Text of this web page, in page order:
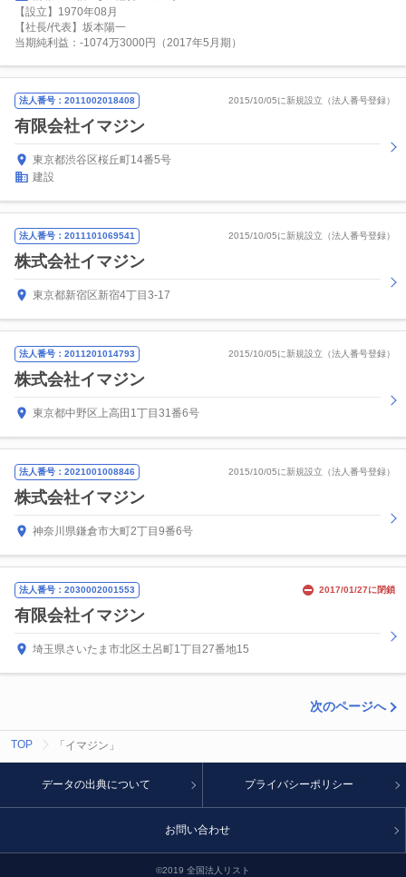
【設立】1970年08月
【社長/代表】坂本陽一
当期純利益：-1074万3000円（2017年5月期）
法人番号：2011002018408 2015/10/05に新規設立（法人番号登録）
有限会社イマジン
東京都渋谷区桜丘町14番5号
建設
法人番号：2011101069541 2015/10/05に新規設立（法人番号登録）
株式会社イマジン
東京都新宿区新宿4丁目3-17
法人番号：2011201014793 2015/10/05に新規設立（法人番号登録）
株式会社イマジン
東京都中野区上高田1丁目31番6号
法人番号：2021001008846 2015/10/05に新規設立（法人番号登録）
株式会社イマジン
神奈川県鎌倉市大町2丁目9番6号
法人番号：2030002001553 2017/01/27に閉鎖
有限会社イマジン
埼玉県さいたま市北区土呂町1丁目27番地15
次のページへ
TOP 「イマジン」
©2019 全国法人リスト
データの出典について プライバシーポリシー
お問い合わせ